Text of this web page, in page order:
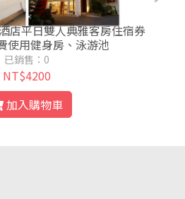
店平日雙人典雅客房住宿券
使用健身房、泳游池
已銷售：0
NT$4200
加入購物車